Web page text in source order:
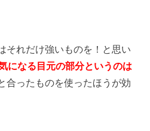
それだけ強いものを！と思い
になる目元の部分というのは
合ったものを使ったほうが効